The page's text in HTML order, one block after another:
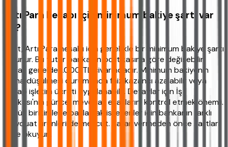
Artı Para hesabı için minimum bakiye şartı var
mı?
Evet, Artı Para hesabı için genellikle bir minimum bakiye şartı
bulunur. Bu tutar bankanın politikasına göre değişebilir,
ancak genelde 1.000 TL civarındadır. Minimum bakiyenin
altına düşülmesi durumunda faiz kazancı azalabilir veya
hesap işletim ücreti uygulanabilir. Detaylar için İş
Bankası'nın güncel mevduat esaslarını kontrol etmek önemli.
Küçük birikimlerle başlamak isteyenler için bankanın farklı
mevduat ürünleri de mevcut. Karar vermeden önce şartları
iyice okuyun.